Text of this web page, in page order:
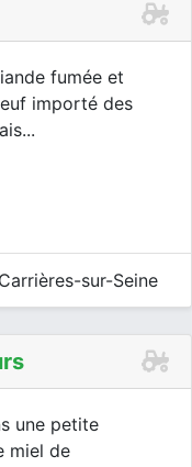
fumée et
importé des
sur-Seine
une petite
miel de